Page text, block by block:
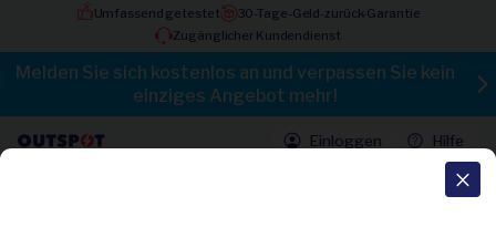
Umfassend getestet
30-Tage-Geld-zurück-Garantie
Zugänglicher Kundendienst
Melden Sie sich kostenlos an und verpassen Sie kein
einziges Angebot mehr!
Einloggen Hilfe